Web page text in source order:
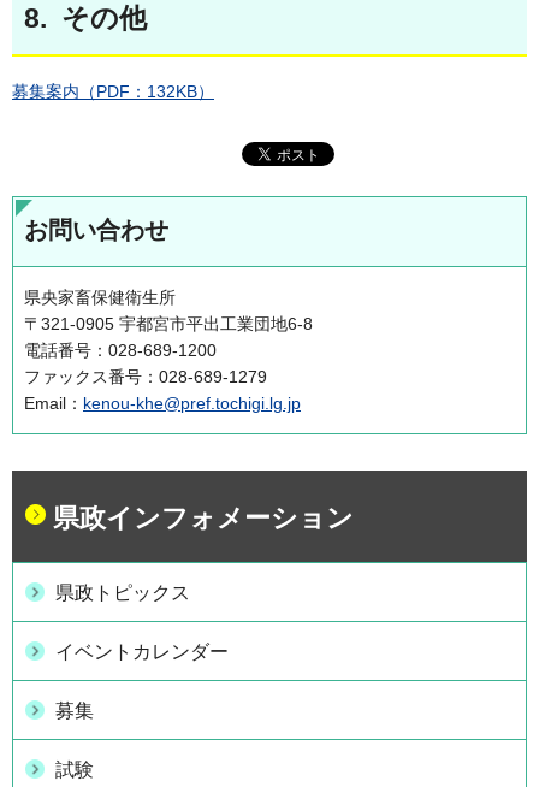
8. その他
募集案内（PDF：132KB）
お問い合わせ
県央家畜保健衛生所
〒321-0905 宇都宮市平出工業団地6-8
電話番号：028-689-1200
ファックス番号：028-689-1279
Email： kenou-khe@pref.tochigi.lg.jp
県政インフォメーション
県政トピックス
イベントカレンダー
募集
試験